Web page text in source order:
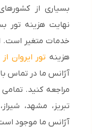
بسیاری از
نهایت هزینه تور
خدمات متغیر است.
هزینهتور ایروان از
آژانس ما در تماس
مراجعه کنید.
تبریز، مشهد،
آژانس ما موجود